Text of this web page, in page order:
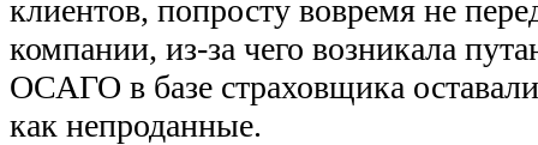
клиентов, попросту вовремя не
компании, из-за чего возникала
ОСАГО в базе страховщика
как непроданные.